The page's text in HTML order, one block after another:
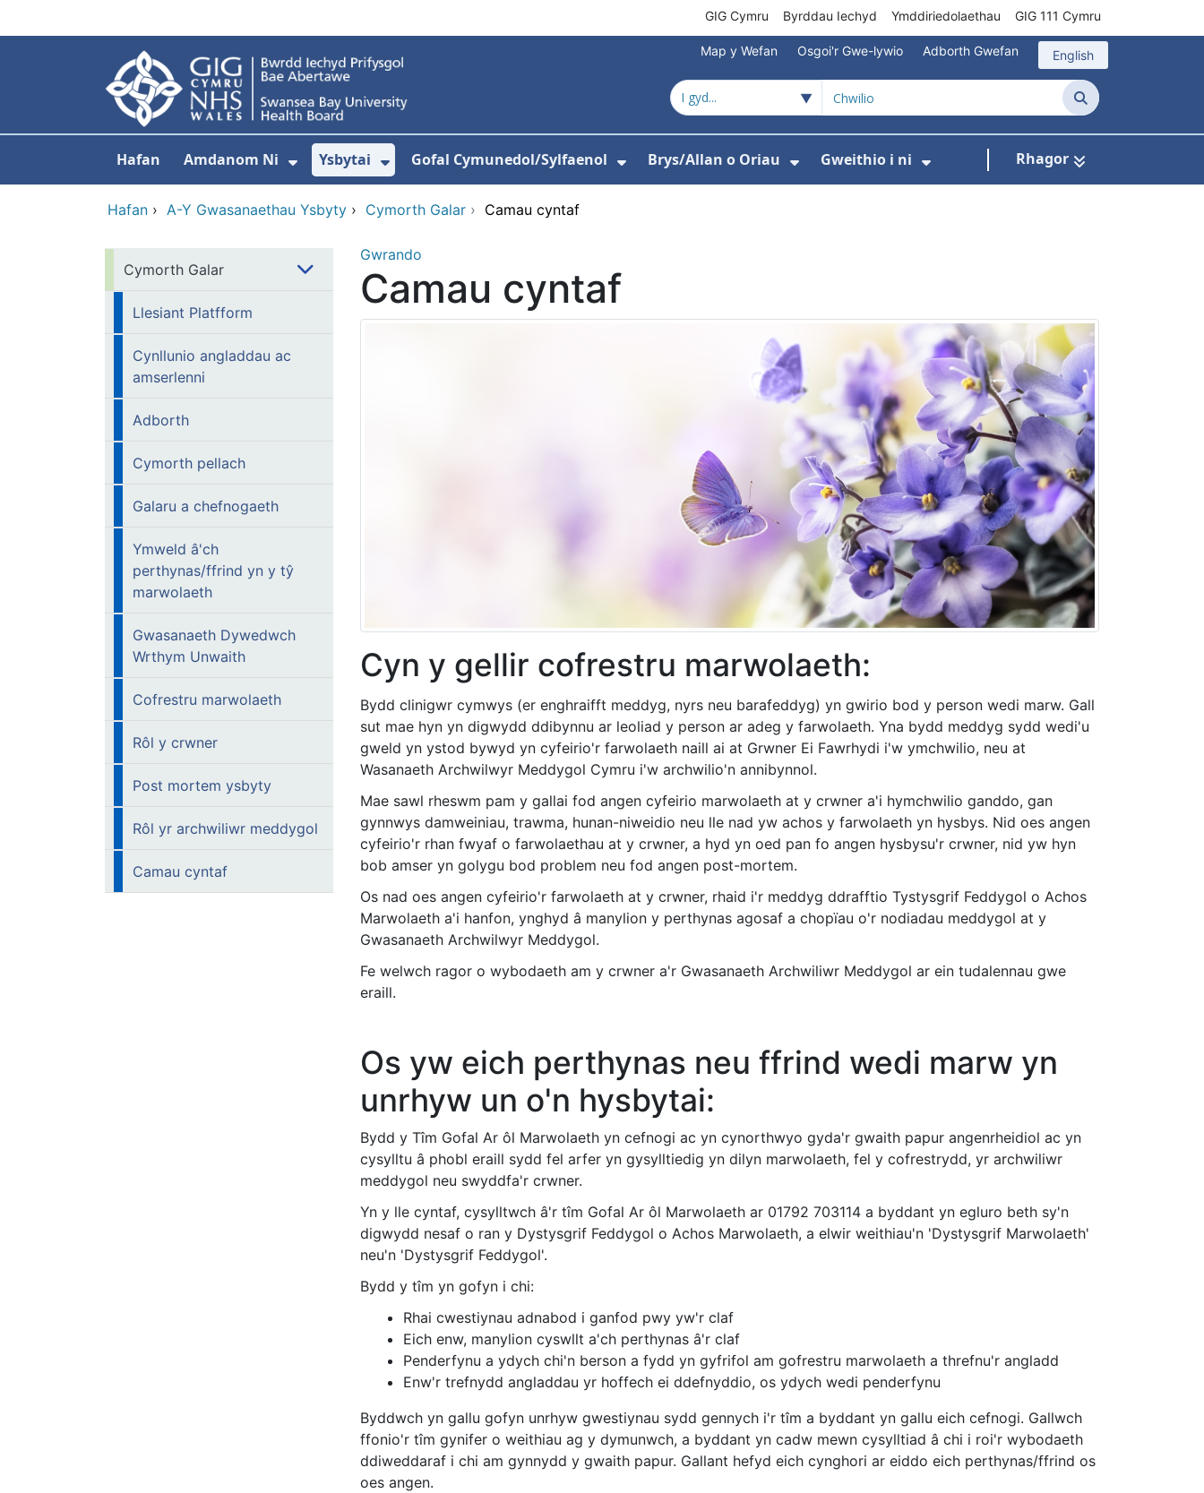
GIG Cymru Byrddau Iechyd Ymddiriedolaethau GIG 111 Cymru
Map y Wefan Osgoi'r Gwe-lywio Adborth Gwefan English
Chwilio
Hafan Amdanom Ni
Dangos isddewislen ar gyfer Amdanom Ni
Ysbytai
Dangos isddewislen ar gyfer Ysbytai
Gofal Cymunedol/Sylfaenol Brys/Allan o Oriau Gweithio i ni Rhagor
Hafan › A-Y Gwasanaethau Ysbyty › Cymorth Galar › Camau cyntaf
Cymorth Galar
Llesiant Platfform
Cynllunio angladdau ac
amserlenni
Adborth
Cymorth pellach
Galaru a chefnogaeth
Ymweld â'ch
perthynas/ffrind yn y tŷ
marwolaeth
Gwasanaeth Dywedwch
Wrthym Unwaith
Cofrestru marwolaeth
Rôl y crwner
Post mortem ysbyty
Rôl yr archwiliwr meddygol
Camau cyntaf
Gwrando
Camau cyntaf
Cyn y gellir cofrestru marwolaeth:
Bydd clinigwr cymwys (er enghraifft meddyg, nyrs neu barafeddyg) yn gwirio bod y person wedi marw. Gall
sut mae hyn yn digwydd ddibynnu ar leoliad y person ar adeg y farwolaeth. Yna bydd meddyg sydd wedi'u
gweld yn ystod bywyd yn cyfeirio'r farwolaeth naill ai at Grwner Ei Fawrhydi i'w ymchwilio, neu at
Wasanaeth Archwilwyr Meddygol Cymru i'w archwilio'n annibynnol.
Mae sawl rheswm pam y gallai fod angen cyfeirio marwolaeth at y crwner a'i hymchwilio ganddo, gan
gynnwys damweiniau, trawma, hunan-niweidio neu lle nad yw achos y farwolaeth yn hysbys. Nid oes angen
cyfeirio'r rhan fwyaf o farwolaethau at y crwner, a hyd yn oed pan fo angen hysbysu'r crwner, nid yw hyn
bob amser yn golygu bod problem neu fod angen post-mortem.
Os nad oes angen cyfeirio'r farwolaeth at y crwner, rhaid i'r meddyg ddrafftio Tystysgrif Feddygol o Achos
Marwolaeth a'i hanfon, ynghyd â manylion y perthynas agosaf a chopïau o'r nodiadau meddygol at y
Gwasanaeth Archwilwyr Meddygol.
Fe welwch ragor o wybodaeth am y crwner a'r Gwasanaeth Archwiliwr Meddygol ar ein tudalennau gwe
eraill.
Os yw eich perthynas neu ffrind wedi marw yn
unrhyw un o'n hysbytai:
Bydd y Tîm Gofal Ar ôl Marwolaeth yn cefnogi ac yn cynorthwyo gyda'r gwaith papur angenrheidiol ac yn
cysylltu â phobl eraill sydd fel arfer yn gysylltiedig yn dilyn marwolaeth, fel y cofrestrydd, yr archwiliwr
meddygol neu swyddfa'r crwner.
Yn y lle cyntaf, cysylltwch â'r tîm Gofal Ar ôl Marwolaeth ar 01792 703114 a byddant yn egluro beth sy'n
digwydd nesaf o ran y Dystysgrif Feddygol o Achos Marwolaeth, a elwir weithiau'n 'Dystysgrif Marwolaeth'
neu'n 'Dystysgrif Feddygol'.
Bydd y tîm yn gofyn i chi:
Rhai cwestiynau adnabod i ganfod pwy yw'r claf
Eich enw, manylion cyswllt a'ch perthynas â'r claf
Penderfynu a ydych chi'n berson a fydd yn gyfrifol am gofrestru marwolaeth a threfnu'r angladd
Enw'r trefnydd angladdau yr hoffech ei ddefnyddio, os ydych wedi penderfynu
Byddwch yn gallu gofyn unrhyw gwestiynau sydd gennych i'r tîm a byddant yn gallu eich cefnogi. Gallwch
ffonio'r tîm gynifer o weithiau ag y dymunwch, a byddant yn cadw mewn cysylltiad â chi i roi'r wybodaeth
ddiweddaraf i chi am gynnydd y gwaith papur. Gallant hefyd eich cynghori ar eiddo eich perthynas/ffrind os
oes angen.